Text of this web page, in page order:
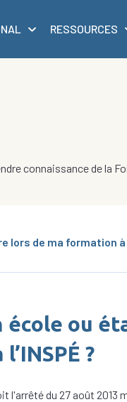
RESSOURCES
connaissance de la
de ma formation à
ou
?
l'arrêté du 27 août 2013